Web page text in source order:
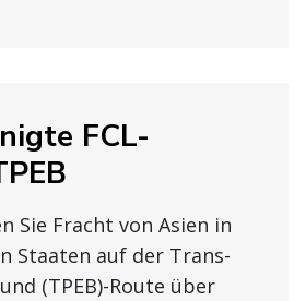
FCL-
Sie Fracht von Asien in
Staaten auf der Trans-
(TPEB)-Route über